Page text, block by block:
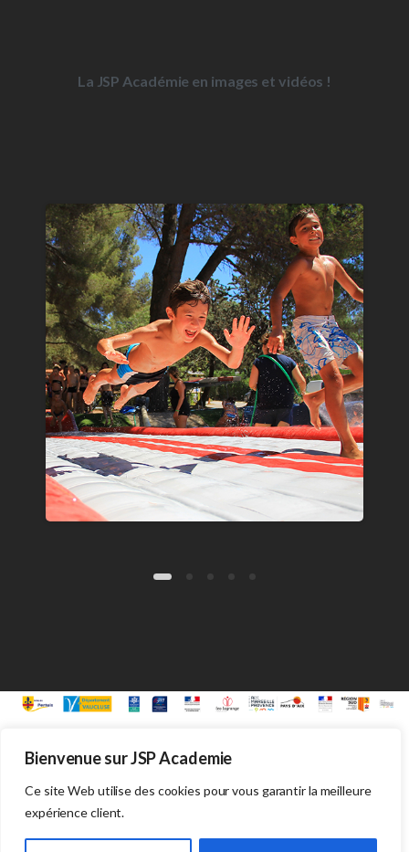
Bienvenue sur JSP Academie
Ce site Web utilise des cookies pour vous garantir la meilleure
expérience client.
La JSP Académie en images et vidéos !
Mentions légales– Tous droits réservés ©Jeunesse sports
Performances 2017 – contact@jsp-academie.fr
Politique de confidentialité